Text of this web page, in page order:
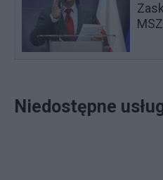
Niedostępne